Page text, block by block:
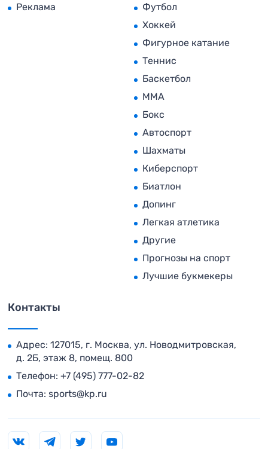
Реклама
Футбол
Хоккей
Фигурное катание
Теннис
Баскетбол
MMA
Бокс
Автоспорт
Шахматы
Киберспорт
Биатлон
Допинг
Легкая атлетика
Другие
Прогнозы на спорт
Лучшие букмекеры
Контакты
Адрес: 127015, г. Москва, ул. Новодмитровская,
д. 2Б, этаж 8, помещ. 800
Телефон: +7 (495) 777-02-82
Почта: sports@kp.ru